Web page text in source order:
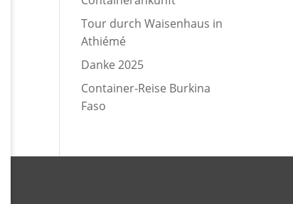
Tour durch Waisenhaus in
Athiémé
Danke 2025
Container-Reise Burkina
Faso